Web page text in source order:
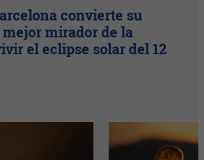
convierte su
mirador de la
el eclipse solar del 12